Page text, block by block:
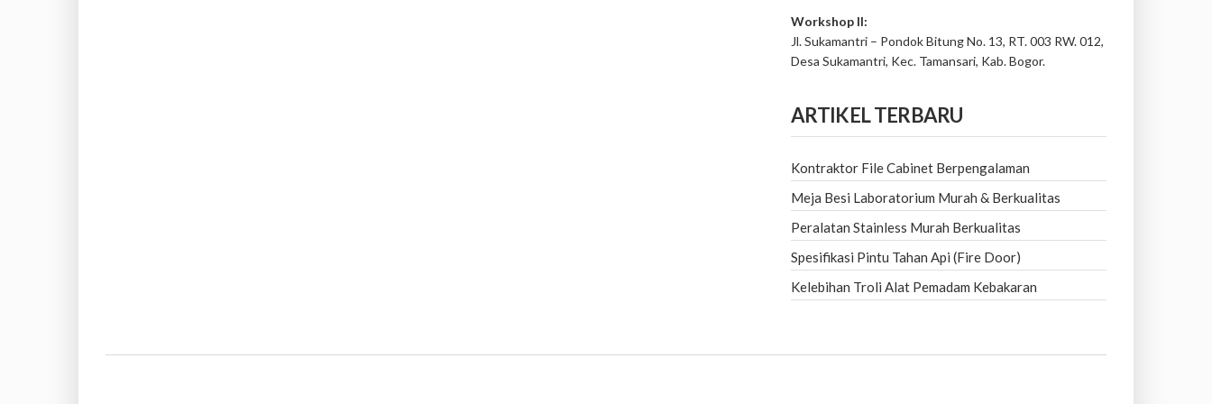
Workshop II:
Jl. Sukamantri – Pondok Bitung No. 13, RT. 003 RW. 012,
Desa Sukamantri, Kec. Tamansari, Kab. Bogor.
ARTIKEL TERBARU
Kontraktor File Cabinet Berpengalaman
Meja Besi Laboratorium Murah & Berkualitas
Peralatan Stainless Murah Berkualitas
Spesifikasi Pintu Tahan Api (Fire Door)
Kelebihan Troli Alat Pemadam Kebakaran